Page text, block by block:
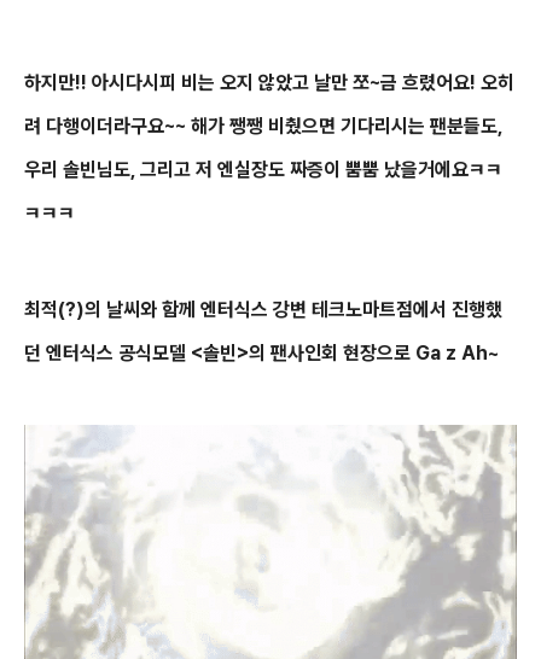
하지만!! 아시다시피 비는 오지 않았고 날만 쪼~금 흐렸어요! 오히
려 다행이더라구요~~ 해가 쨍쨍 비췄으면 기다리시는 팬분들도,
우리 솔빈님도, 그리고 저 엔실장도 짜증이 뿜뿜 났을거에요ㅋㅋ
ㅋㅋㅋ
최적(?)의 날씨와 함께 엔터식스 강변 테크노마트점에서 진행했
던 엔터식스 공식모델 <솔빈>의 팬사인회 현장으로 Ga z Ah~